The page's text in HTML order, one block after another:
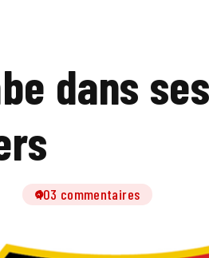
dans ses
103 commentaires